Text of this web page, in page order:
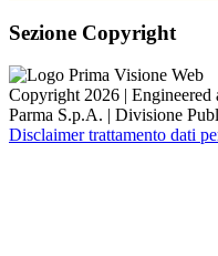
Sezione Copyright
Copyright 2026 |
Parma S.p.A. | Divisione
Disclaimer trattamento dati